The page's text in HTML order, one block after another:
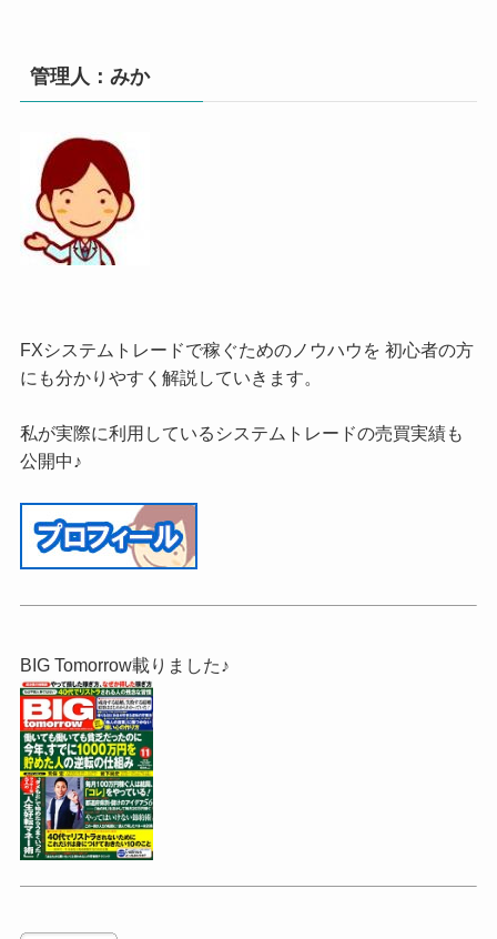
管理人：みか
FXシステムトレードで稼ぐためのノウハウを 初心者の方
にも分かりやすく解説していきます。
私が実際に利用しているシステムトレードの売買実績も
公開中♪
BIG Tomorrow載りました♪